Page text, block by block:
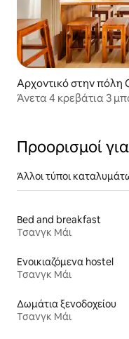
Αρχοντικό στην πόλη
Άνετα 4 κρεβάτια 3
Προορισμοί
Άλλοι τύποι
Bed and breakfast
Τσανγκ Μάι
Ενοικιαζόμενα hostel
Τσανγκ Μάι
Δωμάτια ξενοδοχείου
Τσανγκ Μάι